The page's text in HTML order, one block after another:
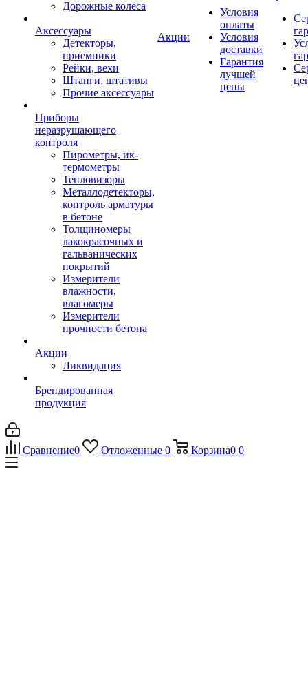
Дорожные колеса
Аксессуары
Детекторы,
приемники
Рейки, вехи
Штанги, штативы
Прочие аксессуары
Приборы
неразрушающего
контроля
Пирометры, ик-
термометры
Тепловизоры
Металлодетекторы,
контроль арматуры
в бетоне
Толщиномеры
лакокрасочных и
гальванических
покрытий
Измерители
влажности,
влагомеры
Измерители
прочности бетона
Акции
Ликвидация
Брендированная
продукция
Акции
Условия
оплаты
Условия
доставки
Гарантия
лучшей
цены
Сравнение0 Отложенные 0 Корзина0 0